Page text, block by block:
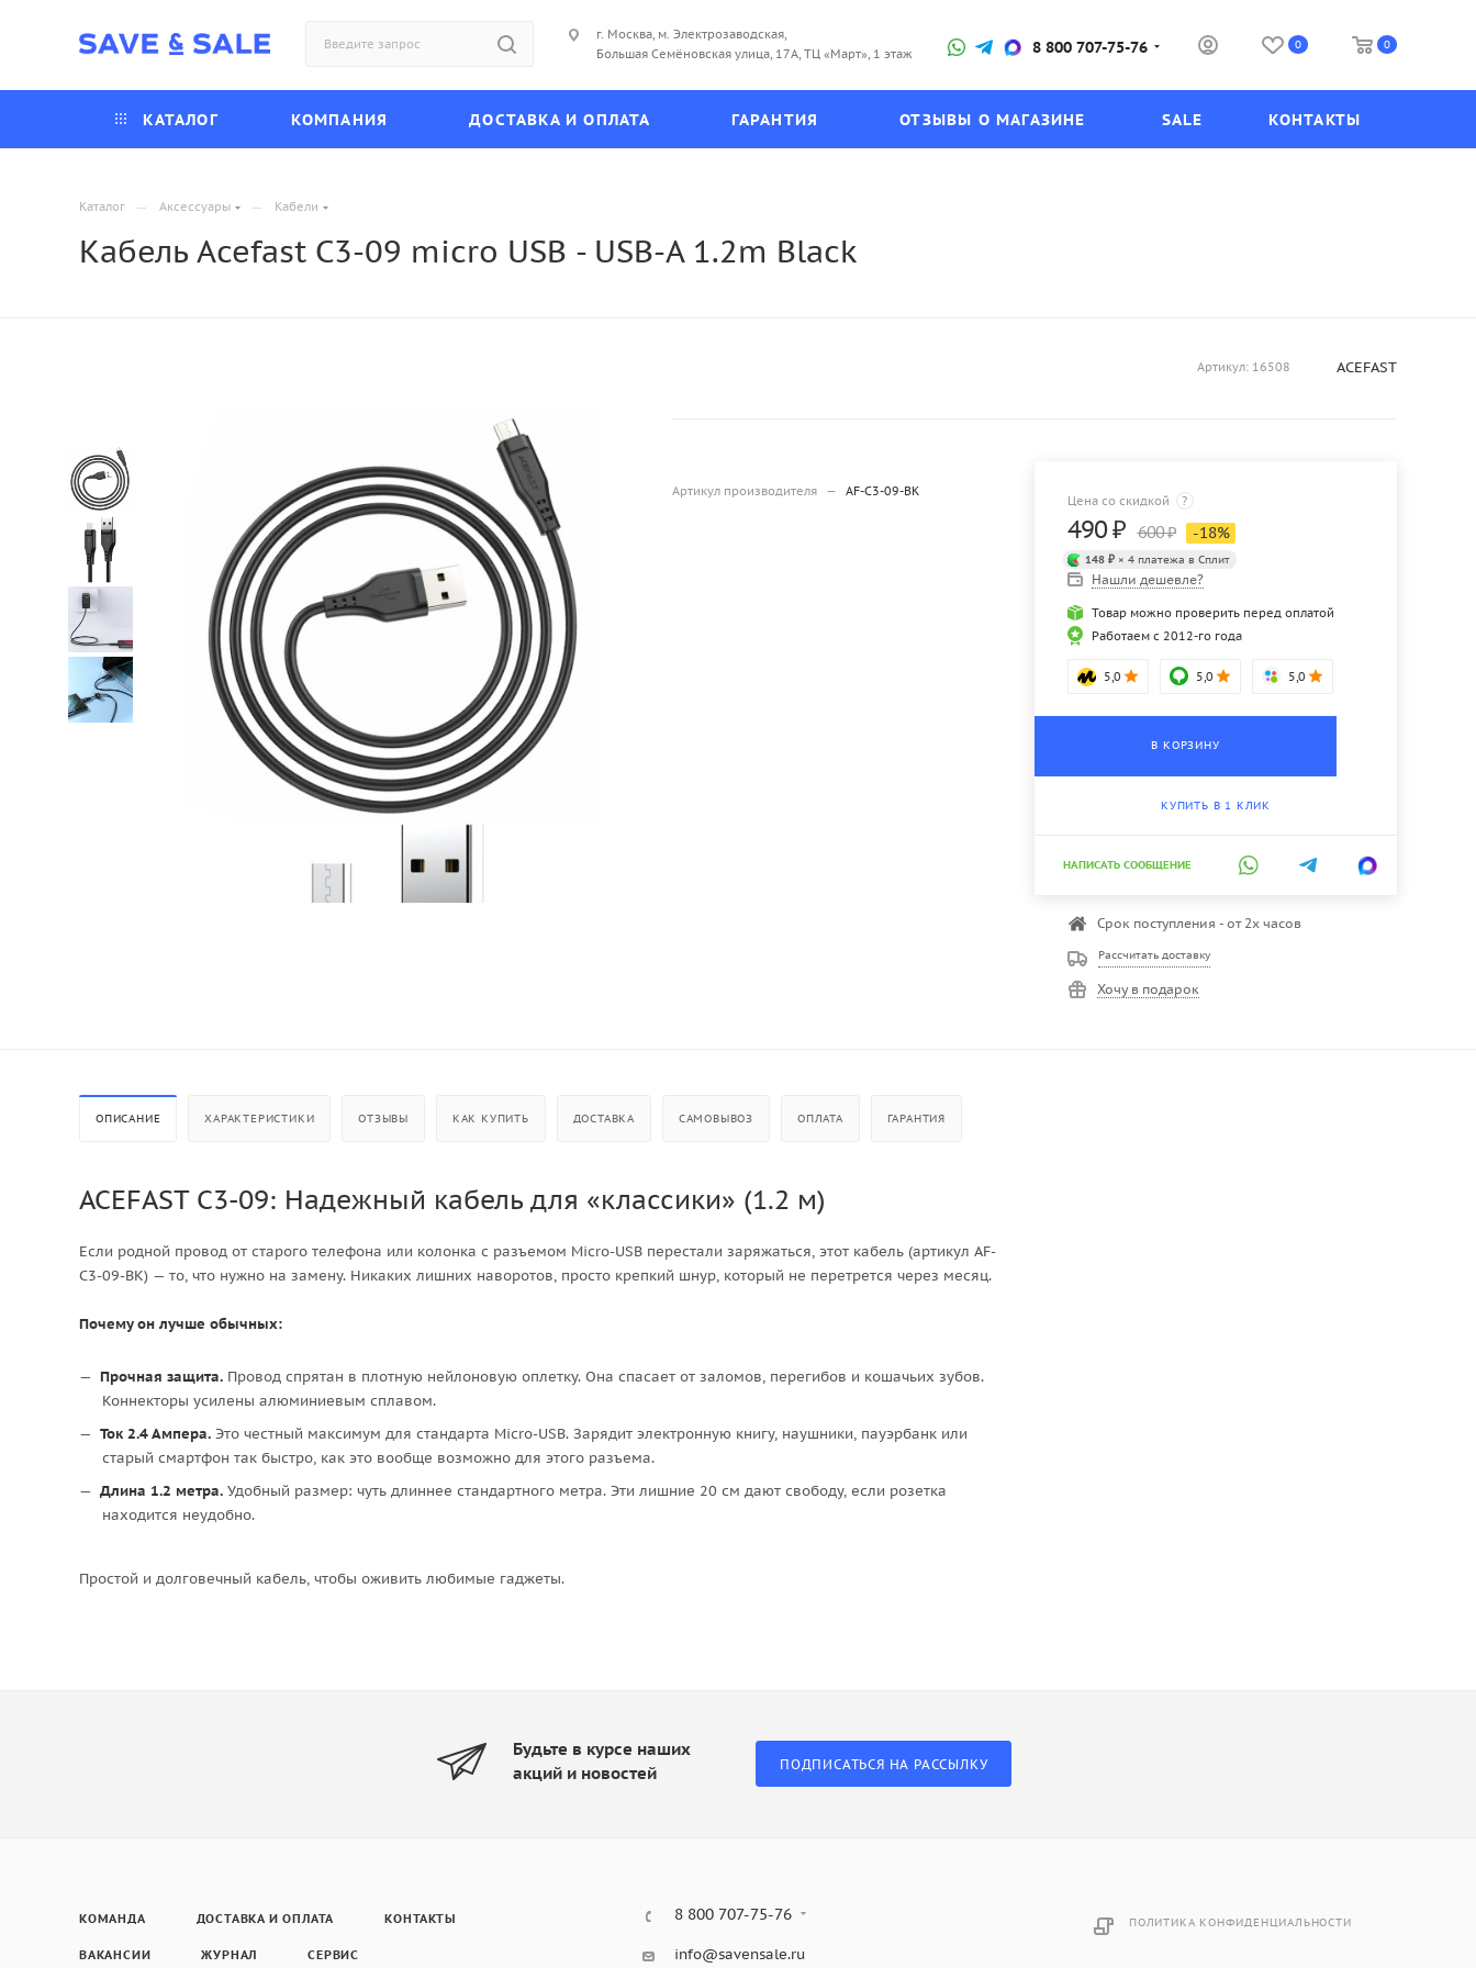
г. Москва, м. Электрозаводская,
Большая Семёновская улица, 17А, ТЦ «Март», 1 этаж
8 800 707-75-76 0 0
КАТАЛОГ КОМПАНИЯ ДОСТАВКА И ОПЛАТА ГАРАНТИЯ ОТЗЫВЫ О МАГАЗИНЕ SALE КОНТАКТЫ
Каталог — Аксессуары — Кабели
Кабель Acefast C3-09 micro USB - USB-A 1.2m Black
Артикул: 16508 ACEFAST
Артикул производителя — AF-C3-09-BK
Цена со скидкой ?
490₽ 600₽ -18%
148 ₽ × 4 платежа в Сплит
Нашли дешевле?
Товар можно проверить перед оплатой
Работаем с 2012-го года
5,0 5,0 5,0
В КОРЗИНУ
КУПИТЬ В 1 КЛИК
НАПИСАТЬ СООБЩЕНИЕ
Срок поступления - от 2х часов
Рассчитать доставку
Хочу в подарок
ОПИСАНИЕ ХАРАКТЕРИСТИКИ ОТЗЫВЫ КАК КУПИТЬ ДОСТАВКА САМОВЫВОЗ ОПЛАТА ГАРАНТИЯ
ACEFAST C3-09: Надежный кабель для «классики» (1.2 м)
Если родной провод от старого телефона или колонка с разъемом Micro-USB перестали заряжаться, этот кабель (артикул AF-
C3-09-BK) — то, что нужно на замену. Никаких лишних наворотов, просто крепкий шнур, который не перетрется через месяц.
Почему он лучше обычных:
Прочная защита. Провод спрятан в плотную нейлоновую оплетку. Она спасает от заломов, перегибов и кошачьих зубов.
Коннекторы усилены алюминиевым сплавом.
Ток 2.4 Ампера. Это честный максимум для стандарта Micro-USB. Зарядит электронную книгу, наушники, пауэрбанк или
старый смартфон так быстро, как это вообще возможно для этого разъема.
Длина 1.2 метра. Удобный размер: чуть длиннее стандартного метра. Эти лишние 20 см дают свободу, если розетка
находится неудобно.
Простой и долговечный кабель, чтобы оживить любимые гаджеты.
Будьте в курсе наших
акций и новостей
ПОДПИСАТЬСЯ НА РАССЫЛКУ
КОМАНДА ДОСТАВКА И ОПЛАТА КОНТАКТЫ
ВАКАНСИИ ЖУРНАЛ СЕРВИС
8 800 707-75-76
info@savensale.ru
ПОЛИТИКА КОНФИДЕНЦИАЛЬНОСТИ